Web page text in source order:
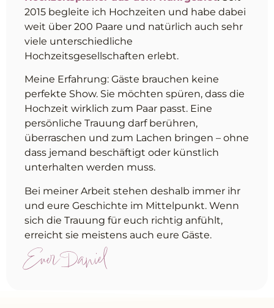
2015 begleite ich Hochzeiten und habe dabei
weit über 200 Paare und natürlich auch sehr
viele unterschiedliche
Hochzeitsgesellschaften erlebt.
Meine Erfahrung: Gäste brauchen keine
perfekte Show. Sie möchten spüren, dass die
Hochzeit wirklich zum Paar passt. Eine
persönliche Trauung darf berühren,
überraschen und zum Lachen bringen – ohne
dass jemand beschäftigt oder künstlich
unterhalten werden muss.
Bei meiner Arbeit stehen deshalb immer ihr
und eure Geschichte im Mittelpunkt. Wenn
sich die Trauung für euch richtig anfühlt,
erreicht sie meistens auch eure Gäste.
Euer Daniel